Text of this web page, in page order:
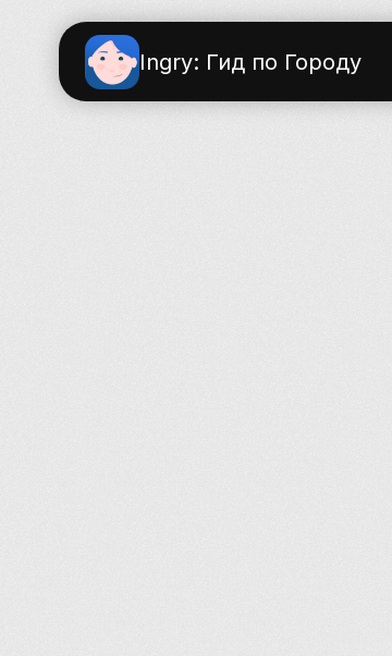
Ingry: Гид по Городу